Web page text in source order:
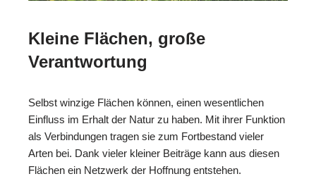
Kleine Flächen, große
Verantwortung
Selbst winzige Flächen können, einen wesentlichen
Einfluss im Erhalt der Natur zu haben. Mit ihrer Funktion
als Verbindungen tragen sie zum Fortbestand vieler
Arten bei. Dank vieler kleiner Beiträge kann aus diesen
Flächen ein Netzwerk der Hoffnung entstehen.